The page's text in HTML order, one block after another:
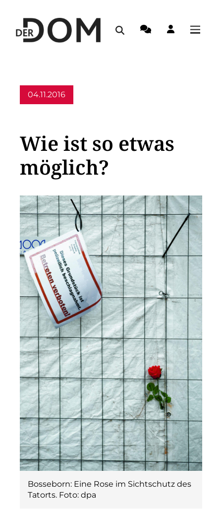
04.11.2016
Wie ist so etwas
möglich?
Bosseborn: Eine Rose im Sichtschutz des
Tatorts. Foto: dpa